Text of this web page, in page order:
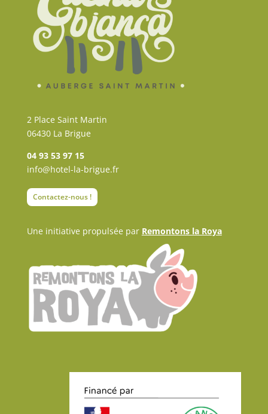
2 Place Saint Martin
06430 La Brigue
04 93 53 97 15
info@hotel-la-brigue.fr
Contactez-nous !
Une initiative propulsée par Remontons la Roya